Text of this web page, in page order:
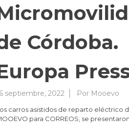
Córdoba.
septiembre, 2022 Por Mooevo
carros asistidos de reparto eléctrico
para CORREOS, se